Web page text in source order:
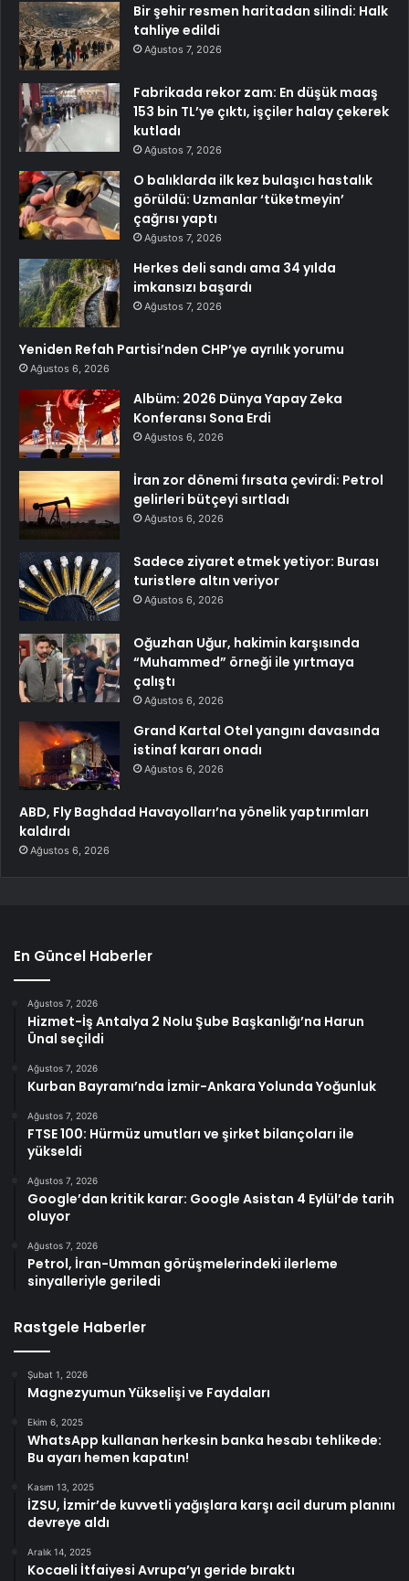
Bir şehir resmen haritadan silindi: Halk
tahliye edildi
Ağustos 7, 2026
Fabrikada rekor zam: En düşük maaş
153 bin TL’ye çıktı, işçiler halay çekerek
kutladı
Ağustos 7, 2026
O balıklarda ilk kez bulaşıcı hastalık
görüldü: Uzmanlar ‘tüketmeyin’
çağrısı yaptı
Ağustos 7, 2026
Herkes deli sandı ama 34 yılda
imkansızı başardı
Ağustos 7, 2026
Yeniden Refah Partisi’nden CHP’ye ayrılık yorumu
Ağustos 6, 2026
Albüm: 2026 Dünya Yapay Zeka
Konferansı Sona Erdi
Ağustos 6, 2026
İran zor dönemi fırsata çevirdi: Petrol
gelirleri bütçeyi sırtladı
Ağustos 6, 2026
Sadece ziyaret etmek yetiyor: Burası
turistlere altın veriyor
Ağustos 6, 2026
Oğuzhan Uğur, hakimin karşısında
“Muhammed” örneği ile yırtmaya
çalıştı
Ağustos 6, 2026
Grand Kartal Otel yangını davasında
istinaf kararı onadı
Ağustos 6, 2026
ABD, Fly Baghdad Havayolları’na yönelik yaptırımları
kaldırdı
Ağustos 6, 2026
En Güncel Haberler
Ağustos 7, 2026
Hizmet-İş Antalya 2 Nolu Şube Başkanlığı’na Harun
Ünal seçildi
Ağustos 7, 2026
Kurban Bayramı’nda İzmir-Ankara Yolunda Yoğunluk
Ağustos 7, 2026
FTSE 100: Hürmüz umutları ve şirket bilançoları ile
yükseldi
Ağustos 7, 2026
Google’dan kritik karar: Google Asistan 4 Eylül’de tarih
oluyor
Ağustos 7, 2026
Petrol, İran-Umman görüşmelerindeki ilerleme
sinyalleriyle geriledi
Rastgele Haberler
Şubat 1, 2026
Magnezyumun Yükselişi ve Faydaları
Ekim 6, 2025
WhatsApp kullanan herkesin banka hesabı tehlikede:
Bu ayarı hemen kapatın!
Kasım 13, 2025
İZSU, İzmir’de kuvvetli yağışlara karşı acil durum planını
devreye aldı
Aralık 14, 2025
Kocaeli İtfaiyesi Avrupa’yı geride bıraktı